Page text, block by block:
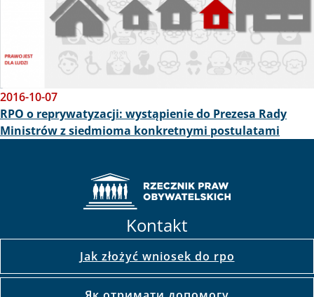
2016-10-07
RPO o reprywatyzacji: wystąpienie do Prezesa Rady
Ministrów z siedmioma konkretnymi postulatami
Kontakt
Jak złożyć wniosek do rpo